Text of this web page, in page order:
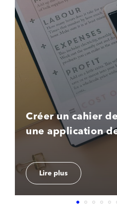
Créer un cahier
une application
modèle et conseils
Lire plus